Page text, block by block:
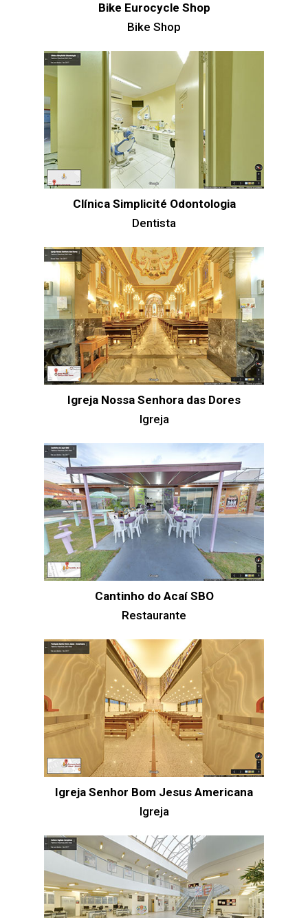
Bike Eurocycle Shop
Bike Shop
Clínica Simplicité Odontologia
Dentista
Igreja Nossa Senhora das Dores
Igreja
Cantinho do Acaí SBO
Restaurante
Igreja Senhor Bom Jesus Americana
Igreja